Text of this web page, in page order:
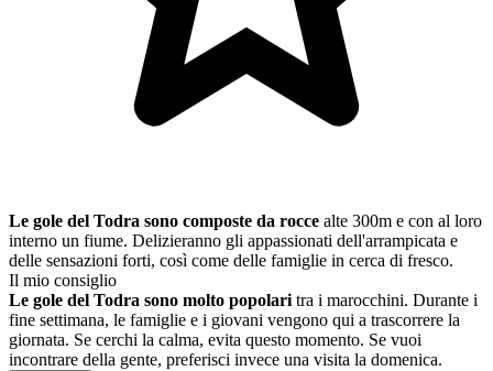
Le gole del Todra sono composte da rocce alte 300m e con al loro
interno un fiume. Delizieranno gli appassionati dell'arrampicata e
delle sensazioni forti, così come delle famiglie in cerca di fresco.
Il mio consiglio
Le gole del Todra sono molto popolari tra i marocchini. Durante i
fine settimana, le famiglie e i giovani vengono qui a trascorrere la
giornata. Se cerchi la calma, evita questo momento. Se vuoi
incontrare della gente, preferisci invece una visita la domenica.